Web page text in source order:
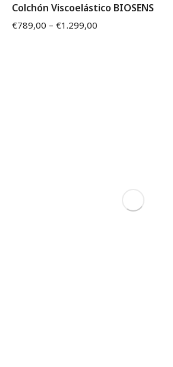
Colchón Viscoelástico BIOSENS
€789,00 – €1.299,00